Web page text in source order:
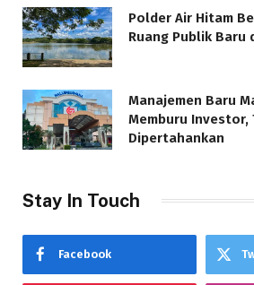
Polder Air Hitam
Ruang Publik Baru
Manajemen Baru
Memburu Investor,
Dipertahankan
Stay In Touch
Facebook